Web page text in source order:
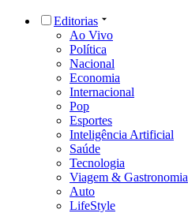
Editorias
Ao Vivo
Política
Nacional
Economia
Internacional
Pop
Esportes
Inteligência Artificial
Saúde
Tecnologia
Viagem & Gastronomia
Auto
LifeStyle